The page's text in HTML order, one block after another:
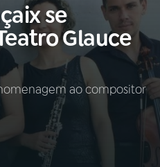
AO VIVO
se
Glauce
ao compositor